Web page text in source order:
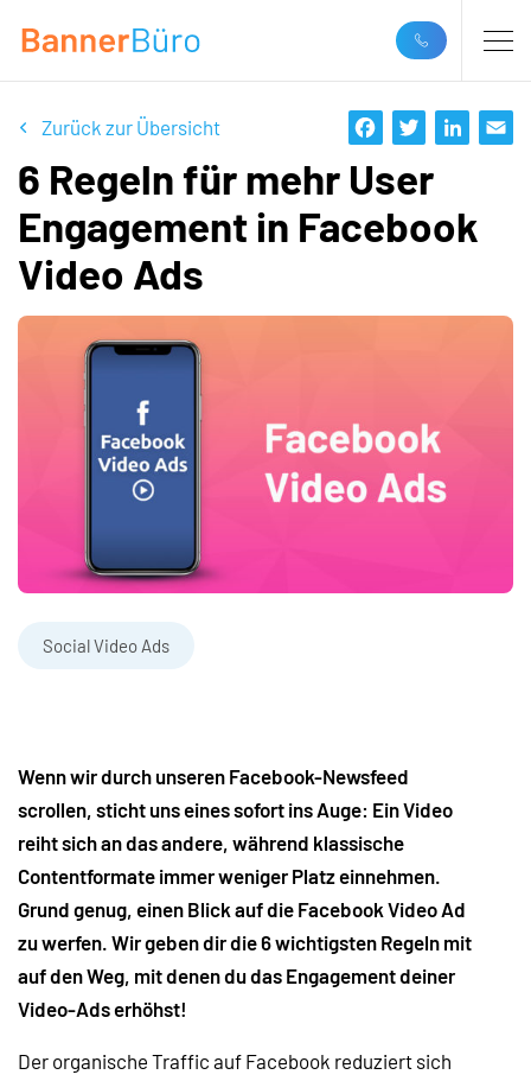
Zurück zur Übersicht
6 Regeln für mehr User
Engagement in Facebook
Video Ads
Social Video Ads
Wenn wir durch unseren Facebook-Newsfeed
scrollen, sticht uns eines sofort ins Auge: Ein Video
reiht sich an das andere, während klassische
Contentformate immer weniger Platz einnehmen.
Grund genug, einen Blick auf die Facebook Video Ad
zu werfen. Wir geben dir die 6 wichtigsten Regeln mit
auf den Weg, mit denen du das Engagement deiner
Video-Ads erhöhst!
Der organische Traffic auf Facebook reduziert sich